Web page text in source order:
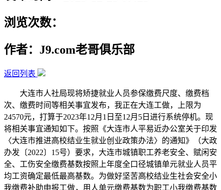
浏览次数：
作者：J9.com老哥俱乐部
返回列表
大连市人社局现将矫捷就业人员参保缴费尺度、缴费档
次、缴费时间等相关事宜发布，我正在大连工做，上限为
24570元，打算于2023年12月1日至12月5日进行系统停机。现
将相关事宜通知如下。按照《大连市人平易近办公室关于印发
〈大连市推进高校结业生就业创业政策办法〉的通知》（大政
办发〔2022〕15号）要求，大连市城镇职工养老安全、赋闲安
全、工伤安全缴费基数按照上年度全口径城镇单元就业人员平
均工资确定最低最高基数。为做好坚苦高校结业生社会安全小
我缴费补助申报工做，用人单元缴费基数为职工小我缴费基数